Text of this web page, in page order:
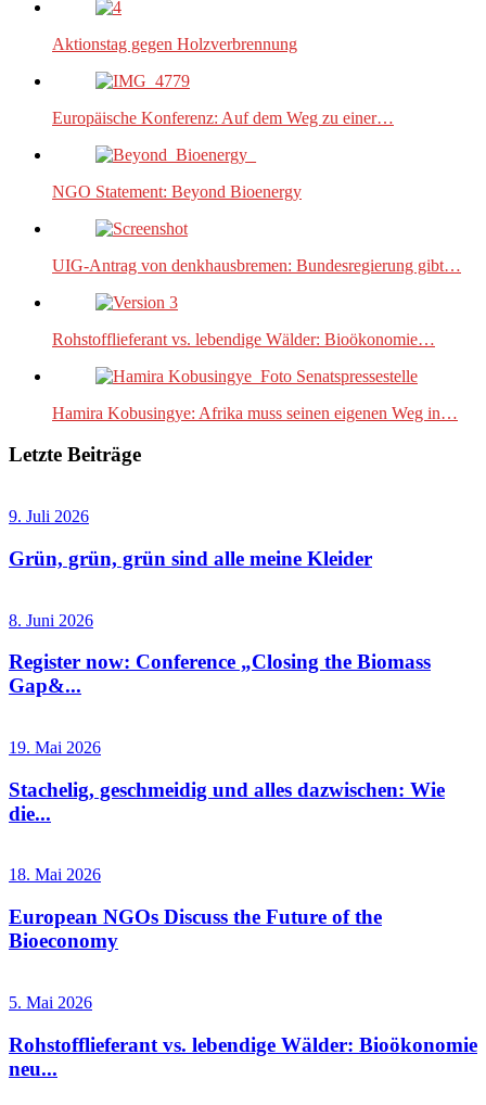
Aktionstag gegen Holzverbrennung
Europäische Konferenz: Auf dem Weg zu einer…
NGO Statement: Beyond Bioenergy
UIG-Antrag von denkhausbremen: Bundesregierung gibt…
Rohstofflieferant vs. lebendige Wälder: Bioökonomie…
Hamira Kobusingye: Afrika muss seinen eigenen Weg in…
Letzte Beiträge
9. Juli 2026
Grün, grün, grün sind alle meine Kleider
8. Juni 2026
Register now: Conference „Closing the Biomass
Gap&...
19. Mai 2026
Stachelig, geschmeidig und alles dazwischen: Wie
die...
18. Mai 2026
European NGOs Discuss the Future of the
Bioeconomy
5. Mai 2026
Rohstofflieferant vs. lebendige Wälder: Bioökonomie
neu...